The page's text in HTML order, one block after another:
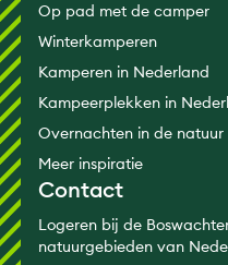
Op pad met de camper
Winterkamperen
Kamperen in Nederland
Kampeerplekken in
Overnachten in de natuur
Meer inspiratie
Contact
Logeren bij de
natuurgebieden van